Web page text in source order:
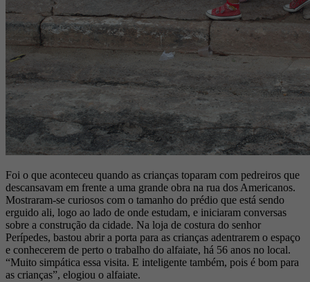
Foi o que aconteceu quando as crianças toparam com pedreiros que
descansavam em frente a uma grande obra na rua dos Americanos.
Mostraram-se curiosos com o tamanho do prédio que está sendo
erguido ali, logo ao lado de onde estudam, e iniciaram conversas
sobre a construção da cidade. Na loja de costura do senhor
Perípedes, bastou abrir a porta para as crianças adentrarem o espaço
e conhecerem de perto o trabalho do alfaiate, há 56 anos no local.
“Muito simpática essa visita. E inteligente também, pois é bom para
as crianças”, elogiou o alfaiate.